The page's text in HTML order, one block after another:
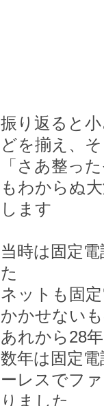
振り返ると
どを揃え、
「さあ整っ
もわからぬ
します
当時は固定
た
ネットも固
かかせない
あれから28
数年は固定
ーレスでフ
りました